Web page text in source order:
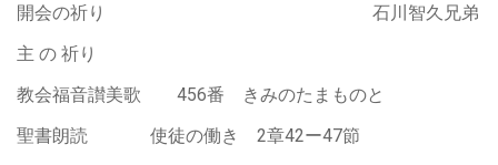
開会の祈り 石川智久兄弟
主 の 祈り
教会福音讃美歌 456番 きみのたまものと
聖書朗読 使徒の働き 2章42ー47節